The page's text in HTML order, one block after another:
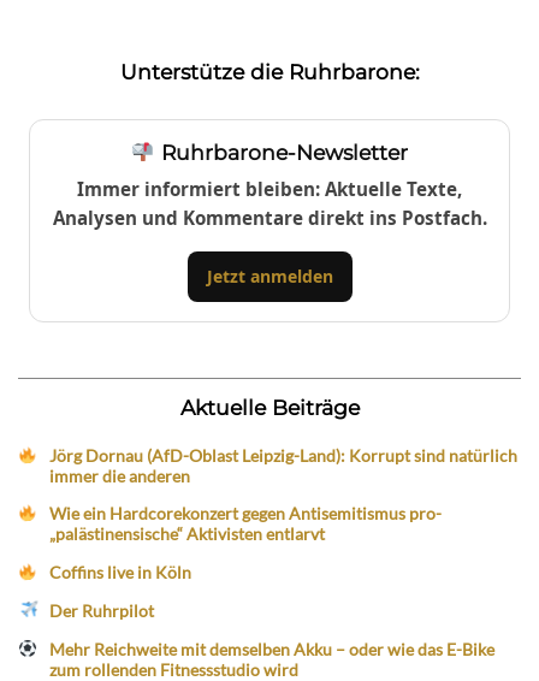
Unterstütze die Ruhrbarone:
Ruhrbarone-Newsletter
Immer informiert bleiben: Aktuelle Texte,
Analysen und Kommentare direkt ins Postfach.
Jetzt anmelden
Aktuelle Beiträge
Jörg Dornau (AfD-Oblast Leipzig-Land): Korrupt sind natürlich
immer die anderen
Wie ein Hardcorekonzert gegen Antisemitismus pro-
„palästinensische“ Aktivisten entlarvt
Coffins live in Köln
Der Ruhrpilot
Mehr Reichweite mit demselben Akku – oder wie das E-Bike
zum rollenden Fitnessstudio wird